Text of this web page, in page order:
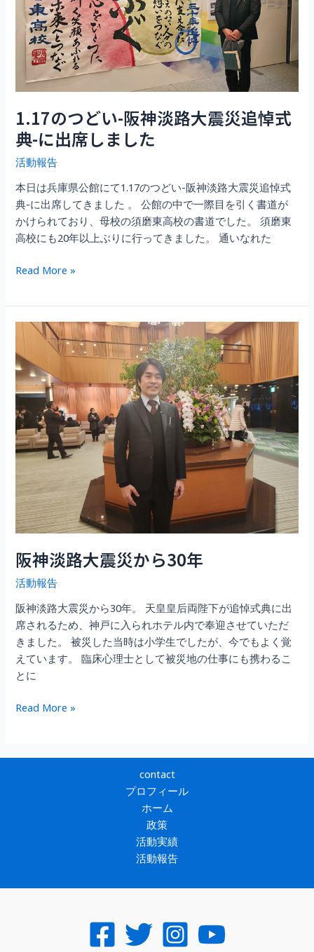
イ
ベ
に
加
し
て
き
ま
し
た！
1.17のつどい-阪神淡路大震災追悼式
典-に出席しました
活動報告
本日は兵庫県公館にて1.17のつどい-阪神淡路大震災追悼式
典-に出席してきました 。 公館の中で一際目を引く書道が
かけられており、母校の須磨東高校の書道でした。 須磨東
高校にも20年以上ぶりに行ってきました。 通いなれた
1.17
つ
ど
い-
阪
神
淡
路
大
震
災
追
悼
式
典-
出
席
し
ま
し
た
Read More »
阪神淡路大震災から30年
活動報告
阪神淡路大震災から30年。 天皇皇后両陛下が追悼式典に出
席されるため、神戸に入られホテル内で奉迎させていただ
きました。 被災した当時は小学生でしたが、今でもよく覚
えています。 臨床心理士として被災地の仕事にも携わるこ
とに
阪
路
Read More »
contact
プロフィール
ホーム
政策
活動実績
活動報告